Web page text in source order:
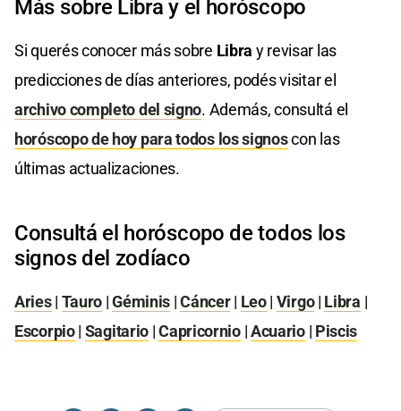
Más sobre Libra y el horóscopo
Si querés conocer más sobre Libra y revisar las
predicciones de días anteriores, podés visitar el
archivo completo del signo. Además, consultá el
horóscopo de hoy para todos los signoscon las
últimas actualizaciones.
Consultá el horóscopo de todos los
signos del zodíaco
Aries| Tauro |Géminis |Cáncer| Leo| Virgo| Libra |
Escorpio| Sagitario |Capricornio|Acuario| Piscis